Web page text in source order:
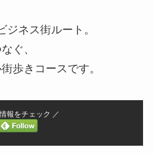
ネス街ルート。
ぐ、
歩きコースです。
報をチェック ／